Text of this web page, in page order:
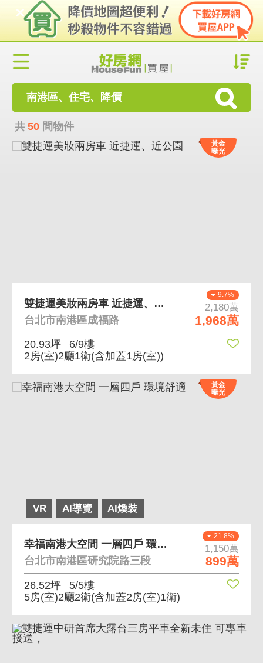
南港區、住宅、降價
共 50 間物件
黃金
曝光
9.7%
2,180萬
1,968萬
雙捷運美妝兩房車 近捷運、近公園
台北市南港區成福路
20.93坪
6/9樓
2房(室)2廳1衛(含加蓋1房(室))
VR AI導覽 AI煥裝
黃金
曝光
21.8%
1,150萬
899萬
幸福南港大空間 一層四戶 環境舒適
台北市南港區研究院路三段
26.52坪
5/5樓
5房(室)2廳2衛(含加蓋2房(室)1衛)